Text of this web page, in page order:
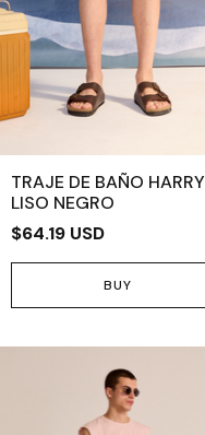
TRAJE DE BAÑO HARRY
LISO NEGRO
$64.19 USD
BUY